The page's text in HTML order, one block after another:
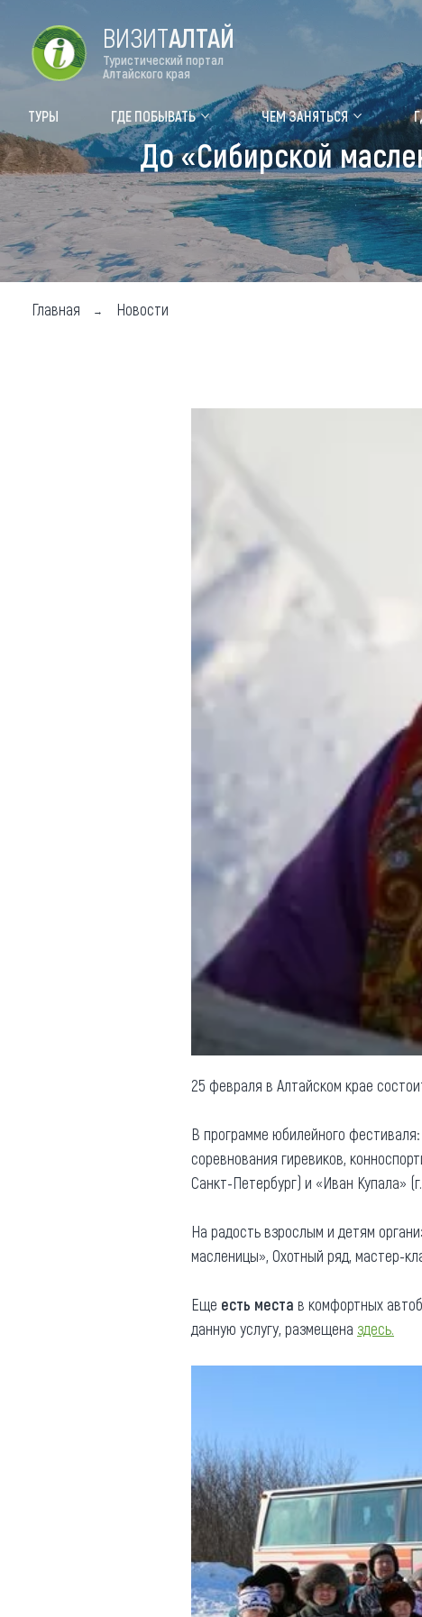
Туры Где
Объекты
Что
Другие рубрики
ВИЗИТАЛТАЙ
Туристический портал
Алтайского края
ТУРЫ ГДЕ ПОБЫВАТЬ ЧЕМ ЗАНЯТЬСЯ
До «Сибирской
Главная Новости
25 февраля в Алтайском крае
В программе юбилейного
соревнования гиревиков,
Санкт-Петербург) и «Иван Купала»
На радость взрослым и детям
масленицы», Охотный ряд, мастер-
Еще есть места в комфортных
данную услугу, размещена здесь.